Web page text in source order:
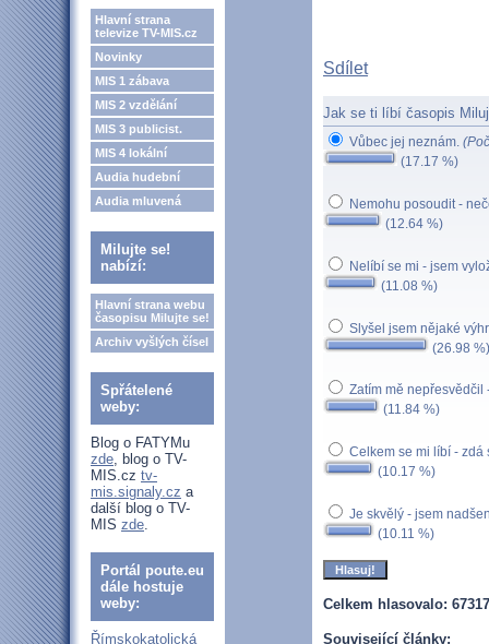
Hlavní strana
televize TV-MIS.cz
Novinky
MIS 1 zábava
MIS 2 vzdělání
MIS 3 publicist.
MIS 4 lokální
Audia hudební
Audia mluvená
Milujte se!
nabízí:
Hlavní strana webu
časopisu Milujte se!
Archiv vyšlých čísel
Spřátelené
weby:
Blog o FATYMu
zde, blog o TV-
MIS.cz tv-
mis.signaly.cz a
další blog o TV-
MIS zde.
Portál poute.eu
dále hostuje
weby:
Římskokatolická
Sdílet
Jak se ti líbí časopis
Vůbec jej neznám.
(17.17 %)
Nemohu posoudit -
(12.64 %)
Nelíbí se mi - jsem
(11.08 %)
Slyšel jsem nějaké
(26.98 %)
Zatím mě nepřesvědčil
(11.84 %)
Celkem se mi líbí -
(10.17 %)
Je skvělý - jsem
(10.11 %)
Celkem hlasovalo: 67317
Související články: